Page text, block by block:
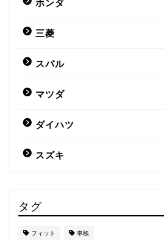
ホンダ
三菱
スバル
マツダ
ダイハツ
スズキ
タグ
フィット 車検